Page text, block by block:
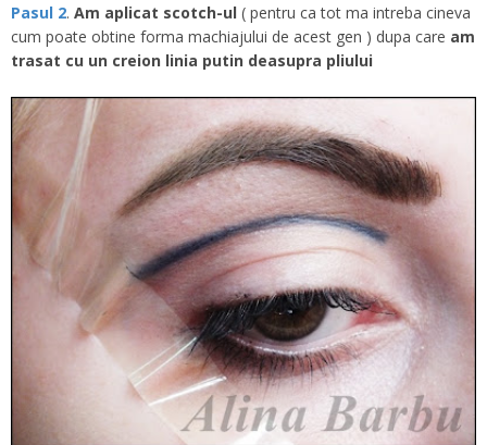
Pasul 2. Am aplicat scotch-ul ( pentru ca tot ma intreba cineva
cum poate obtine forma machiajului de acest gen ) dupa care am
trasat cu un creion linia putin deasupra pliului